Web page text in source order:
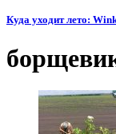
Куда уходит лето: